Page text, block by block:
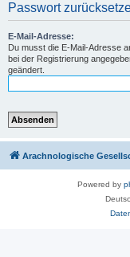
Passwort
E-Mail-Adresse:
Du musst die E-Mail-Adresse
bei der Registrierung
geändert.
Arachnologische
Powered by